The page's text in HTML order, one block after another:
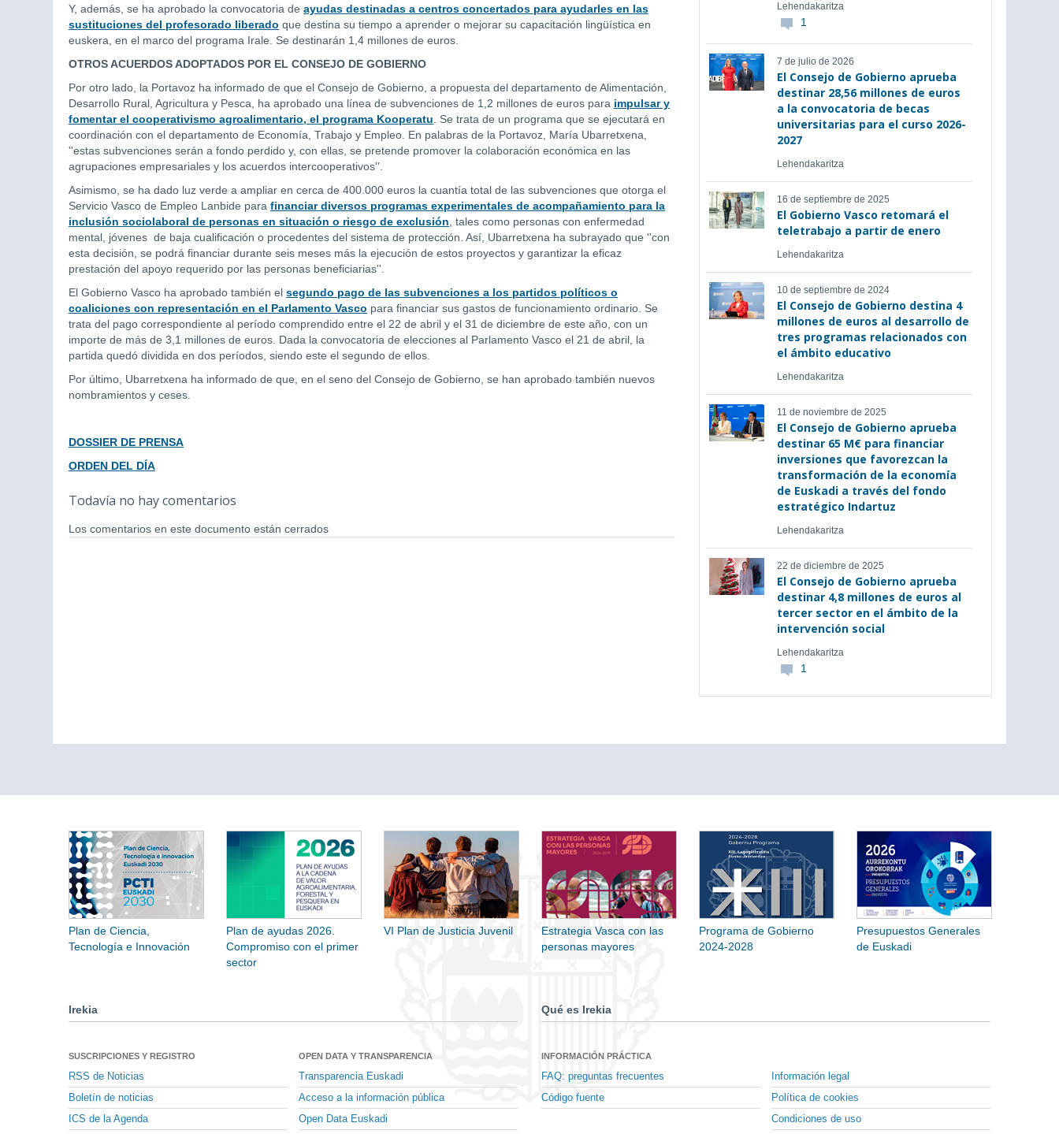
Y, además, se ha aprobado la convocatoria de ayudas destinadas a centros concertados para ayudarles en las
sustituciones del profesorado liberado que destina su tiempo a aprender o mejorar su capacitación lingüística en
euskera, en el marco del programa Irale. Se destinarán 1,4 millones de euros.
OTROS ACUERDOS ADOPTADOS POR EL CONSEJO DE GOBIERNO
Por otro lado, la Portavoz ha informado de que el Consejo de Gobierno, a propuesta del departamento de Alimentación,
Desarrollo Rural, Agricultura y Pesca, ha aprobado una línea de subvenciones de 1,2 millones de euros para impulsar y
fomentar el cooperativismo agroalimentario, el programa Kooperatu . Se trata de un programa que se ejecutará en
coordinación con el departamento de Economía, Trabajo y Empleo. En palabras de la Portavoz, María Ubarretxena,
''estas subvenciones serán a fondo perdido y, con ellas, se pretende promover la colaboración económica en las
agrupaciones empresariales y los acuerdos intercooperativos''.
Asimismo, se ha dado luz verde a ampliar en cerca de 400.000 euros la cuantía total de las subvenciones que otorga el
Servicio Vasco de Empleo Lanbide para financiar diversos programas experimentales de acompañamiento para la
inclusión sociolaboral de personas en situación o riesgo de exclusión , tales como personas con enfermedad
mental, jóvenes de baja cualificación o procedentes del sistema de protección. Así, Ubarretxena ha subrayado que ''con
esta decisión, se podrá financiar durante seis meses más la ejecución de estos proyectos y garantizar la eficaz
prestación del apoyo requerido por las personas beneficiarias''.
El Gobierno Vasco ha aprobado también el segundo pago de las subvenciones a los partidos políticos o
coaliciones con representación en el Parlamento Vasco para financiar sus gastos de funcionamiento ordinario. Se
trata del pago correspondiente al período comprendido entre el 22 de abril y el 31 de diciembre de este año, con un
importe de más de 3,1 millones de euros. Dada la convocatoria de elecciones al Parlamento Vasco el 21 de abril, la
partida quedó dividida en dos períodos, siendo este el segundo de ellos.
Por último, Ubarretxena ha informado de que, en el seno del Consejo de Gobierno, se han aprobado también nuevos
nombramientos y ceses.
DOSSIER DE PRENSA
ORDEN DEL DÍA
Todavía no hay comentarios
Los comentarios en este documento están cerrados
Lehendakaritza
1
7 de julio de 2026
El Consejo de Gobierno aprueba
destinar 28,56 millones de euros
a la convocatoria de becas
universitarias para el curso 2026-
2027
Lehendakaritza
16 de septiembre de 2025
El Gobierno Vasco retomará el
teletrabajo a partir de enero
Lehendakaritza
10 de septiembre de 2024
El Consejo de Gobierno destina 4
millones de euros al desarrollo de
tres programas relacionados con
el ámbito educativo
Lehendakaritza
11 de noviembre de 2025
El Consejo de Gobierno aprueba
destinar 65 M€ para financiar
inversiones que favorezcan la
transformación de la economía
de Euskadi a través del fondo
estratégico Indartuz
Lehendakaritza
22 de diciembre de 2025
El Consejo de Gobierno aprueba
destinar 4,8 millones de euros al
tercer sector en el ámbito de la
intervención social
Lehendakaritza
1
Plan de Ciencia,
Tecnología e Innovación
Plan de ayudas 2026.
Compromiso con el primer
sector
VI Plan de Justicia Juvenil
Estrategia Vasca con las
personas mayores
Programa de Gobierno
2024-2028
Presupuestos Generales
de Euskadi
Irekia
SUSCRIPCIONES Y REGISTRO
RSS de Noticias
Boletín de noticias
ICS de la Agenda
OPEN DATA Y TRANSPARENCIA
Transparencia Euskadi
Acceso a la información pública
Open Data Euskadi
Qué es Irekia
INFORMACIÓN PRÁCTICA
FAQ: preguntas frecuentes
Código fuente
Información legal
Política de cookies
Condiciones de uso